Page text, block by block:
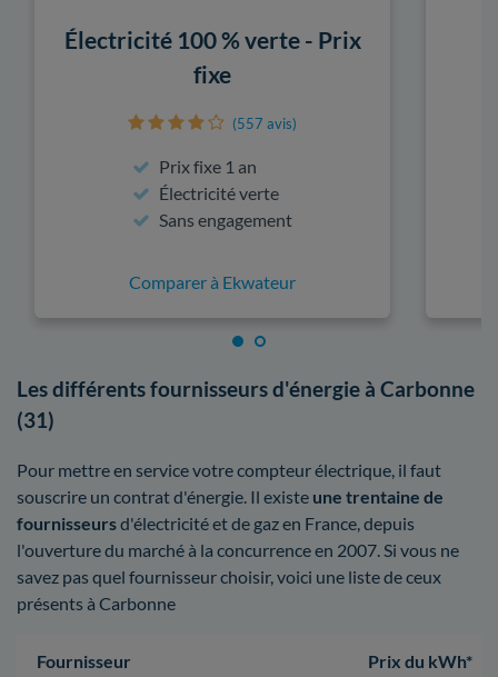
Électricité 100 % verte - Prix
fixe
(557 avis)
Prix fixe 1 an
Électricité verte
Sans engagement
Comparer à Ekwateur
Les différents fournisseurs d'énergie à Carbonne
(31)
Pour mettre en service votre compteur électrique, il faut
souscrire un contrat d'énergie. Il existe une trentaine de
fournisseursd'électricité et de gaz en France, depuis
l'ouverture du marché à la concurrence en 2007. Si vous ne
savez pas quel fournisseur choisir, voici une liste de ceux
présents à Carbonne
Fournisseur Prix du kWh*